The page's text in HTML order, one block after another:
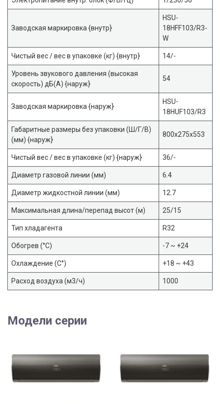
Заводская маркировка {внутр}
HSU-
18HFF103/R3-
W
Чистый вес / вес в упаковке (кг) {внутр} 14/-
Уровень звукового давления (высокая
скорость) дБ(А) {наруж}
54
Заводская маркировка {наруж}
HSU-
18HUF103/R3
Габаритные размеры без упаковки (Ш/Г/В)
(мм) {наруж}
800x275x553
Чистый вес / вес в упаковке (кг) {наруж} 36/-
Диаметр газовой линии (мм) 6.4
Диаметр жидкостной линии (мм) 12.7
Максимальная длина/перепад высот (м) 25/15
Тип хладагента R32
Обогрев (°С) -7 ~ +24
Охлаждение (С°) +18 ~ +43
Расход воздуха (м3/ч) 1000
Модели серии